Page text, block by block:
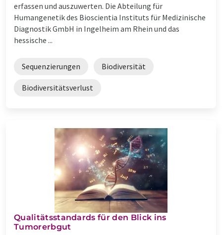
erfassen und auszuwerten. Die Abteilung für
Humangenetik des Bioscientia Instituts für Medizinische
Diagnostik GmbH in Ingelheim am Rhein und das
hessische ...
Sequenzierungen Biodiversität
Biodiversitätsverlust
Qualitätsstandards für den Blick ins
Tumorerbgut